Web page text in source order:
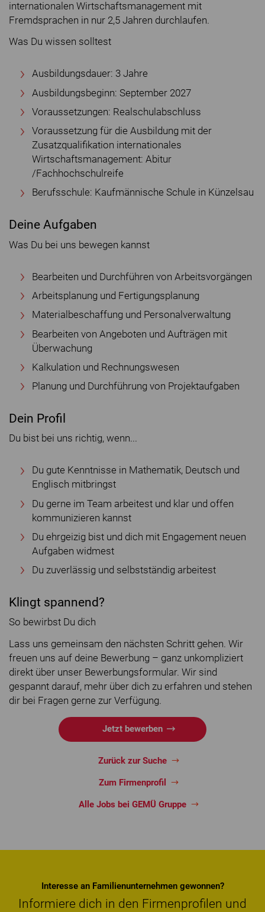
internationalen Wirtschaftsmanagement mit
Fremdsprachen in nur 2,5 Jahren durchlaufen.
Was Du wissen solltest
Ausbildungsdauer: 3 Jahre
Ausbildungsbeginn: September 2027
Voraussetzungen: Realschulabschluss
Voraussetzung für die Ausbildung mit der
Zusatzqualifikation internationales
Wirtschaftsmanagement: Abitur
/Fachhochschulreife
Berufsschule: Kaufmännische Schule in Künzelsau
Deine Aufgaben
Was Du bei uns bewegen kannst
Bearbeiten und Durchführen von Arbeitsvorgängen
Arbeitsplanung und Fertigungsplanung
Materialbeschaffung und Personalverwaltung
Bearbeiten von Angeboten und Aufträgen mit
Überwachung
Kalkulation und Rechnungswesen
Planung und Durchführung von Projektaufgaben
Dein Profil
Du bist bei uns richtig, wenn...
Du gute Kenntnisse in Mathematik, Deutsch und
Englisch mitbringst
Du gerne im Team arbeitest und klar und offen
kommunizieren kannst
Du ehrgeizig bist und dich mit Engagement neuen
Aufgaben widmest
Du zuverlässig und selbstständig arbeitest
Klingt spannend?
So bewirbst Du dich
Lass uns gemeinsam den nächsten Schritt gehen. Wir
freuen uns auf deine Bewerbung – ganz unkompliziert
direkt über unser Bewerbungsformular. Wir sind
gespannt darauf, mehr über dich zu erfahren und stehen
dir bei Fragen gerne zur Verfügung.
Jetzt bewerben
Zurück zur Suche
Zum Firmenprofil
Alle Jobs bei GEMÜ Gruppe
Interesse an Familienunternehmen gewonnen?
Informiere dich in den Firmenprofilen und